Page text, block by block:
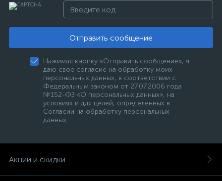
Отправить сообщение
Нажимая кнопку «Отправить сообщение», я
даю свое согласие на обработку моих
персональных данных, в соответствии с
Федеральным законом от 27.07.2006 года
№152-ФЗ «О персональных данных», на
условиях и для целей, определенных в
Согласии на обработку персональных
данных
Акции и скидки